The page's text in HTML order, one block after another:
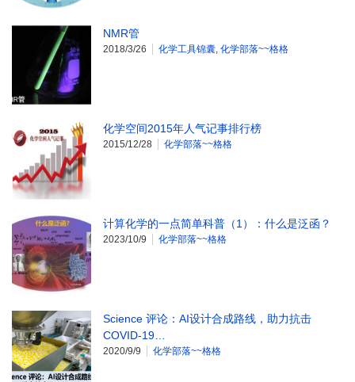
NMR管
2018/3/26 化学工具锦囊, 化学部落~~格格
化学空间2015年人气记事排行榜
2015/12/28 化学部落~~格格
计算化学的一点简单科普（1）：什么是泛函？
2023/10/9 化学部落~~格格
Science 评论：AI设计合成路线，助力抗击
COVID-19…
2020/9/9 化学部落~~格格